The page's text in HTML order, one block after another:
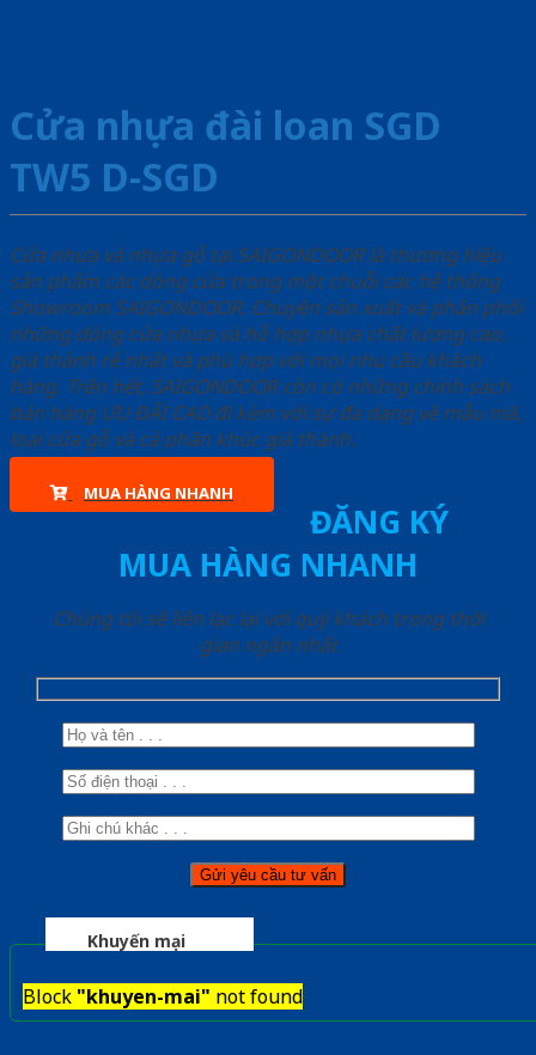
Cửa nhựa đài loan SGD
TW5 D-SGD
Cửa nhựa và nhựa gỗ tại SAIGONDOOR là thương hiệu
sản phẩm các dòng cửa trong một chuỗi các hệ thống
Showroom SAIGONDOOR. Chuyên sản xuất và phân phối
những dòng cửa nhựa và hỗ hợp nhựa chất lượng cao,
giá thành rẻ nhất và phù hợp với mọi nhu cầu khách
hàng. Trên hết, SAIGONDOOR còn có những chính sách
bán hàng ƯU ĐÃI CAO đi kèm với sự đa dạng về mẫu mã,
loại cửa gỗ và cả phân khúc giá thành.
MUA HÀNG NHANH
ĐĂNG KÝ
MUA HÀNG NHANH
Chúng tôi sẽ liên lạc lại với quý khách trong thời
gian ngắn nhất
Khuyến mại
Block "khuyen-mai" not found